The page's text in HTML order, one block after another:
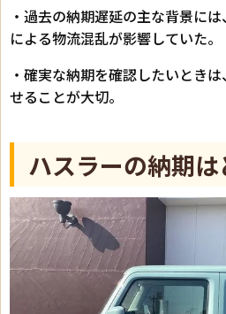
・過去の納期遅延の主な背景に
による物流混乱が影響していた。
・確実な納期を確認したいとき
せることが大切。
ハスラーの納期は